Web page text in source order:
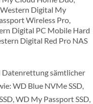
Digital My
Wireless Pro,
Digital PC Mobile Hard
Digital Red Pro NAS
sämtlicher
WD Blue NVMe SSD,
WD My Passport SSD,